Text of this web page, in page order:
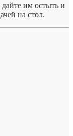
дайте им остыть и
на стол.